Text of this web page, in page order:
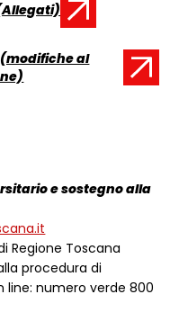
(modifiche al
e sostegno alla
Regione Toscana
procedura di
line: numero verde 800